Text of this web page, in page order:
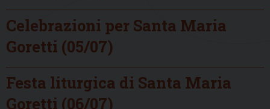
Celebrazioni per Santa Maria
Goretti (05/07)
Festa liturgica di Santa Maria
Goretti (06/07)